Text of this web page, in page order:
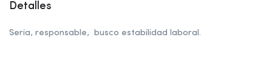
Detalles
Seria, responsable, busco estabilidad laboral.